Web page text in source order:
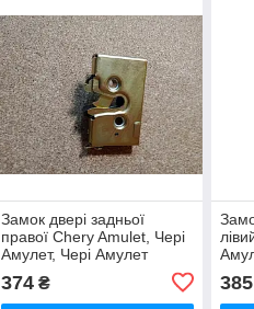
Замок двері задньої
правої Chery Amulet, Чері
Амулет, Чері Амулет
374₴ 385